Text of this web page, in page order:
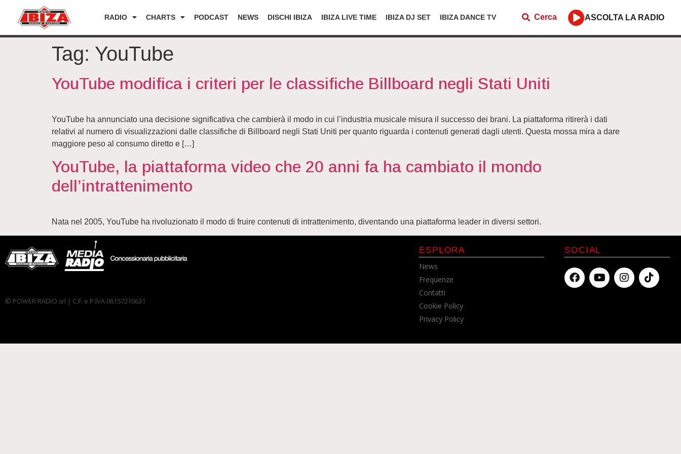
RADIO CHARTS PODCAST NEWS DISCHI IBIZA IBIZA LIVE TIME IBIZA DJ SET IBIZA DANCE TV Cerca ASCOLTA LA RADIO
Tag: YouTube
YouTube modifica i criteri per le classifiche Billboard negli Stati Uniti
YouTube ha annunciato una decisione significativa che cambierà il modo in cui l’industria musicale misura il successo dei brani. La piattaforma ritirerà i dati
relativi al numero di visualizzazioni dalle classifiche di Billboard negli Stati Uniti per quanto riguarda i contenuti generati dagli utenti. Questa mossa mira a dare
maggiore peso al consumo diretto e […]
YouTube, la piattaforma video che 20 anni fa ha cambiato il mondo
dell’intrattenimento
Nata nel 2005, YouTube ha rivoluzionato il modo di fruire contenuti di intrattenimento, diventando una piattaforma leader in diversi settori.
© POWER RADIO srl | C.F. e P.IVA 06157210631
ESPLORA
News
Frequenze
Contatti
Cookie Policy
Privacy Policy
SOCIAL